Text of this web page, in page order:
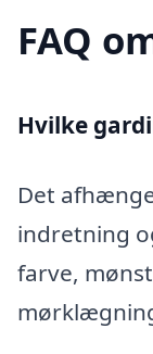
FAQ
Hvilke
Det
indretning
farve,